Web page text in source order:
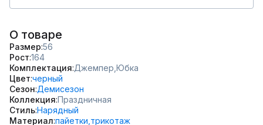
О товаре
Размер 56
Рост 164
Комплектация Джемпер, Юбка
Цвет черный
Сезон Демисезон
Коллекция Праздничная
СтильНарядный
Материал пайетки, трикотаж